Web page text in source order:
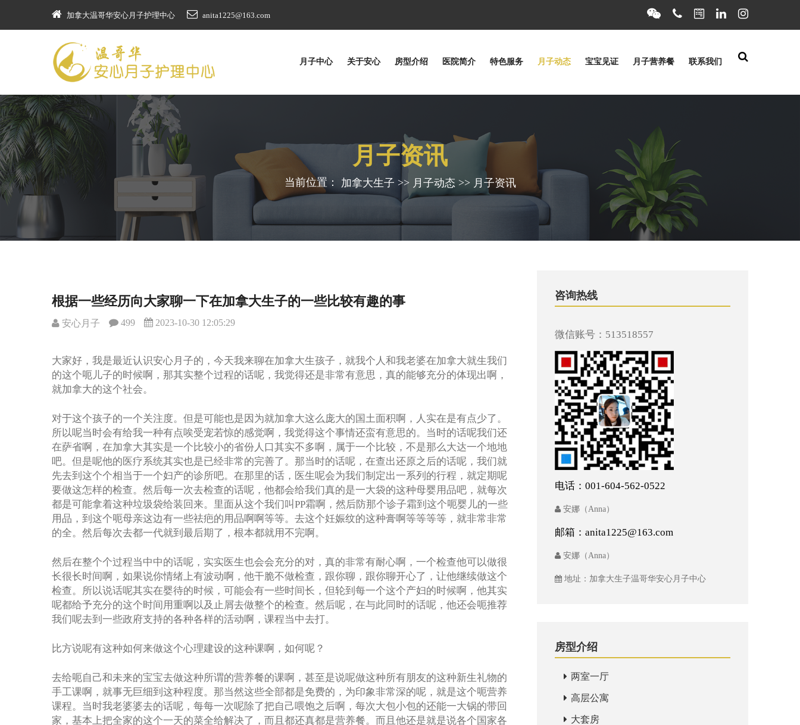
加拿大温哥华安心月子护理中心 anita1225@163.com
月子中心 关于安心 房型介绍 医院简介 特色服务 月子动态 宝宝见证 月子营养餐 联系我们
月子资讯
当前位置： 加拿大生子 >> 月子动态>> 月子资讯
根据一些经历向大家聊一下在加拿大生子的一些比较有趣的事
安心月子 499 2023-10-30 12:05:29
大家好，我是最近认识安心月子的，今天我来聊在加拿大生孩子，就我个人和我老婆在加拿大就生我们
的这个呃儿子的时候啊，那其实整个过程的话呢，我觉得还是非常有意思，真的能够充分的体现出啊，
就加拿大的这个社会。
对于这个孩子的一个关注度。但是可能也是因为就加拿大这么庞大的国土面积啊，人实在是有点少了。
所以呢当时会有给我一种有点唉受宠若惊的感觉啊，我觉得这个事情还蛮有意思的。当时的话呢我们还
在萨省啊，在加拿大其实是一个比较小的省份人口其实不多啊，属于一个比较，不是那么大达一个地地
吧。但是呢他的医疗系统其实也是已经非常的完善了。那当时的话呢，在查出还原之后的话呢，我们就
先去到这个个相当于一个妇产的诊所吧。在那里的话，医生呢会为我们制定出一系列的行程，就定期呢
要做这怎样的检查。然后每一次去检查的话呢，他都会给我们真的是一大袋的这种母婴用品吧，就每次
都是可能拿着这种垃圾袋给装回来。里面从这个我们叫PP霜啊，然后防那个诊子霜到这个呃婴儿的一些
用品，到这个呃母亲这边有一些祛疤的用品啊啊等等。去这个妊娠纹的这种膏啊等等等等，就非常非常
的全。然后每次去都一代就到最后期了，根本都就用不完啊。
然后在整个个过程当中中的话呢，实实医生也会会充分的对，真的非常有耐心啊，一个检查他可以做很
长很长时间啊，如果说你情绪上有波动啊，他干脆不做检查，跟你聊，跟你聊开心了，让他继续做这个
检查。所以说话呢其实在婴待的时候，可能会有一些时间长，但轮到每一个这个产妇的时候啊，他其实
呢都给予充分的这个时间用重啊以及止屑去做整个的检查。然后呢，在与此同时的话呢，他还会呃推荐
我们呢去到一些政府支持的各种各样的活动啊，课程当中去打。
比方说呢有这种如何来做这个心理建设的这种课啊，如何呢？
去给呃自己和未来的宝宝去做这种所谓的营养餐的课啊，甚至是说呢做这种所有朋友的这种新生礼物的
手工课啊，就事无巨细到这种程度。那当然这些全部都是免费的，为印象非常深的呢，就是这个呃营养
课程。当时我老婆婆去的话呢，每每一次呢除了把自己喂饱之后啊，每次大包小包的还能一大锅的带回
家，基本上把全家的这个一天的菜全给解决了，而且都还真都是营养餐。而且他还是就是说各个国家各
咨询热线
微信账号：513518557
电话：001-604-562-0522
安娜（Anna）
邮箱：anita1225@163.com
安娜（Anna）
地址：加拿大生子温哥华安心月子中心
房型介绍
两室一厅
高层公寓
大套房